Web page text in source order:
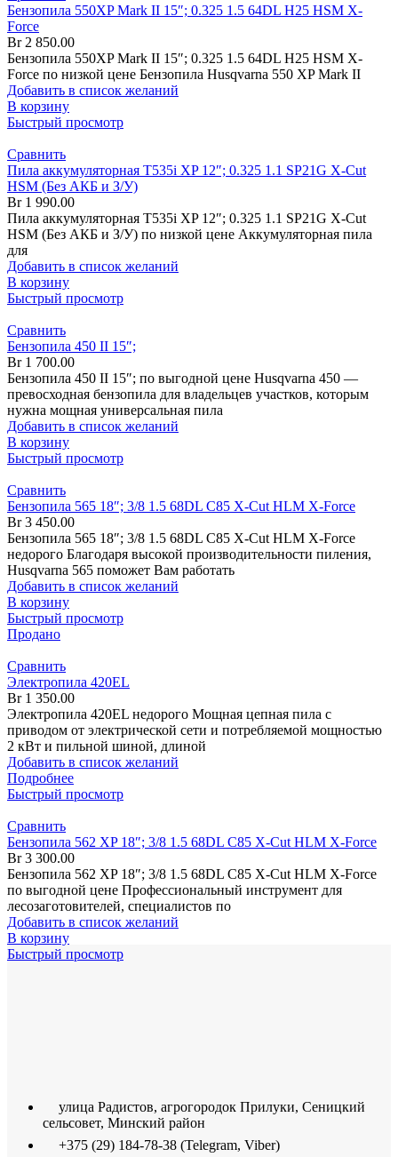
Бензопила 550XP Mark II 15″; 0.325 1.5 64DL H25 HSM X-
Force
Br2 850.00
Бензопила 550XP Mark II 15″; 0.325 1.5 64DL H25 HSM X-
Force по низкой цене Бензопила Husqvarna 550 XP Mark II
Добавить в список желаний
В корзину
Быстрый просмотр
Сравнить
Пила аккумуляторная T535i XP 12″; 0.325 1.1 SP21G X-Cut
HSM (Без АКБ и З/У)
Br1 990.00
Пила аккумуляторная T535i XP 12″; 0.325 1.1 SP21G X-Cut
HSM (Без АКБ и З/У) по низкой цене Аккумуляторная пила
для
Добавить в список желаний
В корзину
Быстрый просмотр
Сравнить
Бензопила 450 II 15″;
Br1 700.00
Бензопила 450 II 15″; по выгодной цене Husqvarna 450 —
превосходная бензопила для владельцев участков, которым
нужна мощная универсальная пила
Добавить в список желаний
В корзину
Быстрый просмотр
Сравнить
Бензопила 565 18″; 3/8 1.5 68DL C85 X-Cut HLM X-Force
Br3 450.00
Бензопила 565 18″; 3/8 1.5 68DL C85 X-Cut HLM X-Force
недорого Благодаря высокой производительности пиления,
Husqvarna 565 поможет Вам работать
Добавить в список желаний
В корзину
Быстрый просмотр
Продано
Сравнить
Электропила 420EL
Br1 350.00
Электропила 420EL недорого Мощная цепная пила с
приводом от электрической сети и потребляемой мощностью
2 кВт и пильной шиной, длиной
Добавить в список желаний
Подробнее
Быстрый просмотр
Сравнить
Бензопила 562 XP 18″; 3/8 1.5 68DL C85 X-Cut HLM X-Force
Br3 300.00
Бензопила 562 XP 18″; 3/8 1.5 68DL C85 X-Cut HLM X-Force
по выгодной цене Профессиональный инструмент для
лесозаготовителей, специалистов по
Добавить в список желаний
В корзину
Быстрый просмотр
улица Радистов, агрогородок Прилуки, Сеницкий
сельсовет, Минский район
+375 (29) 184-78-38 (Telegram, Viber)